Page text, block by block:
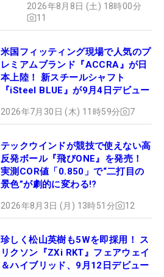
2026年8月8日 (土) 18時00分
11
米国フィッティング現場で人気のプ
レミアムブランド『ACCRA』が日
本上陸！ 新スチールシャフト
『iSteel BLUE』が9月4日デビュー
2026年7月30日 (木) 11時59分 7
テックウインドが競技で使えない高
反発ボール『飛びONE』を発売！
実測COR値「0.850」で“二打目の
景色”が劇的に変わる!?
2026年8月3日 (月) 13時51分 12
珍しく松山英樹も5Wを即採用！ ス
リクソン『ZXi RKT』フェアウェイ
＆ハイブリッド、9月12日デビュー